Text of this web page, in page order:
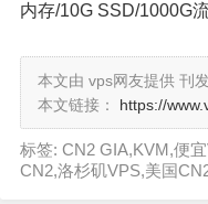
内存/10G SSD/1000G
本文由 vps网友提供 刊
本文链接： https://
标签: CN2 GIA,KVM,便
CN2,洛杉矶VPS,美国